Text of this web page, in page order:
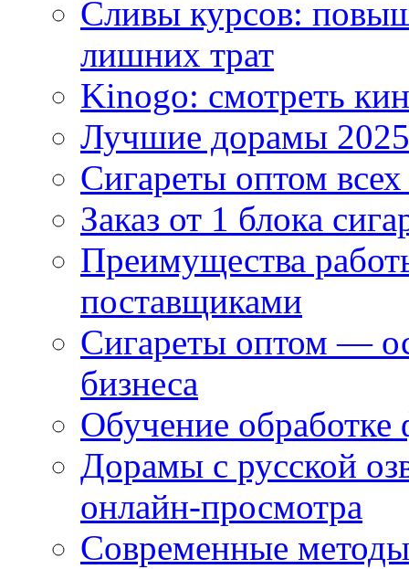
Сливы курсов:
лишних трат
Kinogo: смотреть
Лучшие дорамы
Сигареты оптом
Заказ от 1 блока
Преимущества
поставщиками
Сигареты оптом —
бизнеса
Обучение
Дорамы с русской
онлайн-просмотра
Современные